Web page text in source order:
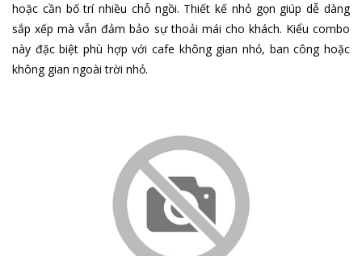
hoặc cần bố trí nhiều chỗ ngồi. Thiết kế nhỏ gọn giúp dễ dàng
sắp xếp mà vẫn đảm bảo sự thoải mái cho khách. Kiểu combo
này đặc biệt phù hợp với cafe không gian nhỏ, ban công hoặc
không gian ngoài trời nhỏ.